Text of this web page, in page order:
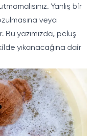
Yanlış bir
veya
yazımızda, peluş
yıkanacağına dair